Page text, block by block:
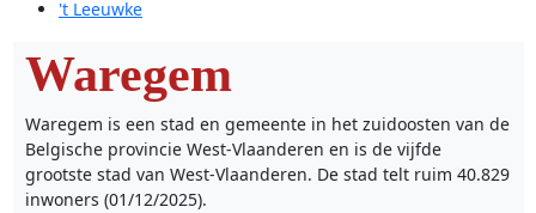
't Leeuwke
Waregem
Waregem is een stad en gemeente in het zuidoosten van de
Belgische provincie West-Vlaanderen en is de vijfde
grootste stad van West-Vlaanderen. De stad telt ruim 40.829
inwoners (01/12/2025).